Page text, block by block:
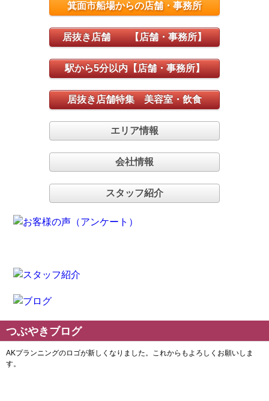
箕面市船場からの店舗・事務所
居抜き店舗 【店舗・事務所】
駅から5分以内【店舗・事務所】
居抜き店舗特集 美容室・飲食
エリア情報
会社情報
スタッフ紹介
つぶやきブログ